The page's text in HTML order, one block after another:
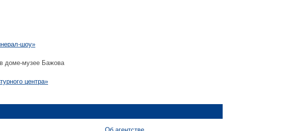
шоу»
в доме-музее Бажова
центра»